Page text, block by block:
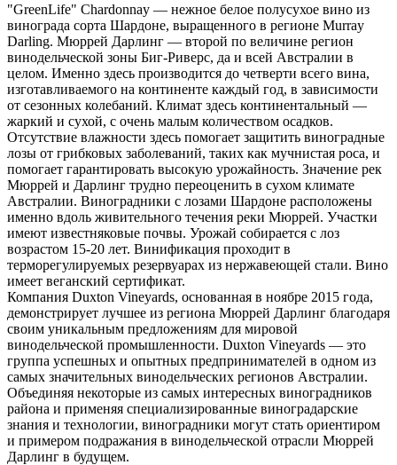
"GreenLife" Chardonnay — нежное белое полусухое вино из
винограда сорта Шардоне, выращенного в регионе Murray
Darling. Мюррей Дарлинг — второй по величине регион
винодельческой зоны Биг-Риверс, да и всей Австралии в
целом. Именно здесь производится до четверти всего вина,
изготавливаемого на континенте каждый год, в зависимости
от сезонных колебаний. Климат здесь континентальный —
жаркий и сухой, с очень малым количеством осадков.
Отсутствие влажности здесь помогает защитить виноградные
лозы от грибковых заболеваний, таких как мучнистая роса, и
помогает гарантировать высокую урожайность. Значение рек
Мюррей и Дарлинг трудно переоценить в сухом климате
Австралии. Виноградники с лозами Шардоне расположены
именно вдоль живительного течения реки Мюррей. Участки
имеют известняковые почвы. Урожай собирается с лоз
возрастом 15-20 лет. Винификация проходит в
терморегулируемых резервуарах из нержавеющей стали. Вино
имеет веганский сертификат.
Компания Duxton Vineyards, основанная в ноябре 2015 года,
демонстрирует лучшее из региона Мюррей Дарлинг благодаря
своим уникальным предложениям для мировой
винодельческой промышленности. Duxton Vineyards — это
группа успешных и опытных предпринимателей в одном из
самых значительных винодельческих регионов Австралии.
Объединяя некоторые из самых интересных виноградников
района и применяя специализированные виноградарские
знания и технологии, виноградники могут стать ориентиром
и примером подражания в винодельческой отрасли Мюррей
Дарлинг в будущем.